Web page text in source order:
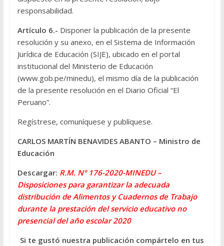
responsabilidad.
Artículo 6.- Disponer la publicación de la presente
resolución y su anexo, en el Sistema de Información
Jurídica de Educación (SIJE), ubicado en el portal
institucional del Ministerio de Educación
(www.gob.pe/minedu), el mismo día de la publicación
de la presente resolución en el Diario Oficial “El
Peruano”.
Regístrese, comuníquese y publíquese.
CARLOS MARTÍN BENAVIDES ABANTO – Ministro de
Educación
Descargar: R.M. N° 176-2020-MINEDU –
Disposiciones para garantizar la adecuada
distribución de Alimentos y Cuadernos de Trabajo
durante la prestación del servicio educativo no
presencial del año escolar 2020
Si te gustó nuestra publicación compártelo en tus